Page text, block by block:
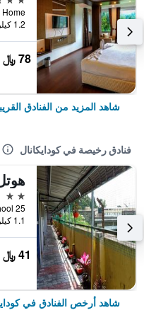
1.2 كيلومتر عن وسط المدينة
78 ﷼
شاهد المزيد من الفنادق
فنادق رخيصة في كودايكانال
2 نجمتين
1.1 كيلومتر عن وسط المدينة
41 ﷼
شاهد أرخص الفنادق في